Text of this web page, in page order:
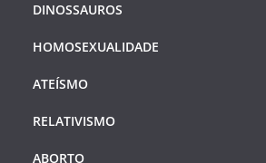
DINOSSAUROS
HOMOSEXUALIDADE
ATEÍSMO
RELATIVISMO
ABORTO